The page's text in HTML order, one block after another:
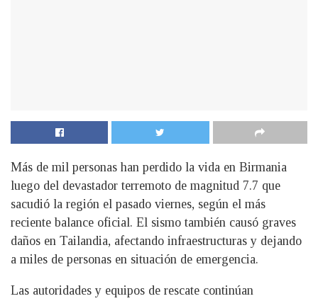
Más de mil personas han perdido la vida en Birmania
luego del devastador terremoto de magnitud 7.7 que
sacudió la región el pasado viernes, según el más
reciente balance oficial. El sismo también causó graves
daños en Tailandia, afectando infraestructuras y dejando
a miles de personas en situación de emergencia.
Las autoridades y equipos de rescate continúan